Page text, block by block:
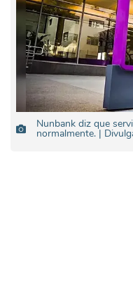
Nunbank diz que
normalmente. |